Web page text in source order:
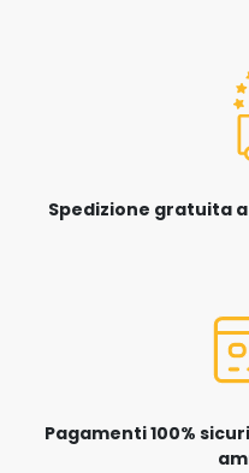
Spedizione gratuita
Pagamenti 100%